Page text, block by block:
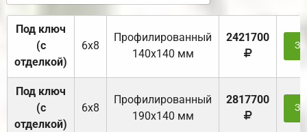
Под ключ
(с
отделкой)
6х8
Профилированный
140х140 мм
2421700
Под ключ
(с
отделкой)
6х8
Профилированный
190х140 мм
2817700